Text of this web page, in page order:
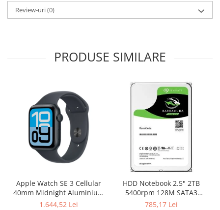
Review-uri(0)
PRODUSE SIMILARE
Apple Watch SE 3 Cellular
40mm Midnight Aluminium
Case with Midnight Sport
1.644,52 Lei
HDD Notebook 2.5" 2TB
5400rpm 128M SATA3
SEAGATE
785,17 Lei